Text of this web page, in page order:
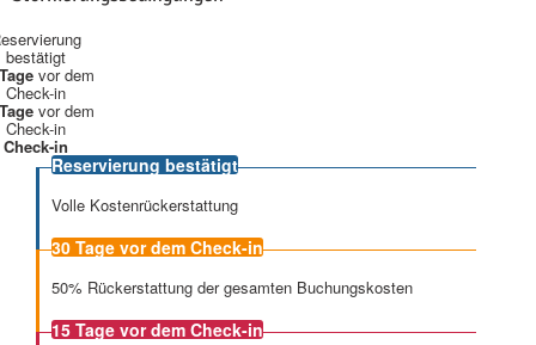
bestätigt
vor dem
Check-in
vor dem
Check-in
Check-in
Reservierung bestätigt
Volle Kostenrückerstattung
30 Tage vor dem Check-in
50% Rückerstattung der gesamten Buchungskosten
15 Tage vor dem Check-in